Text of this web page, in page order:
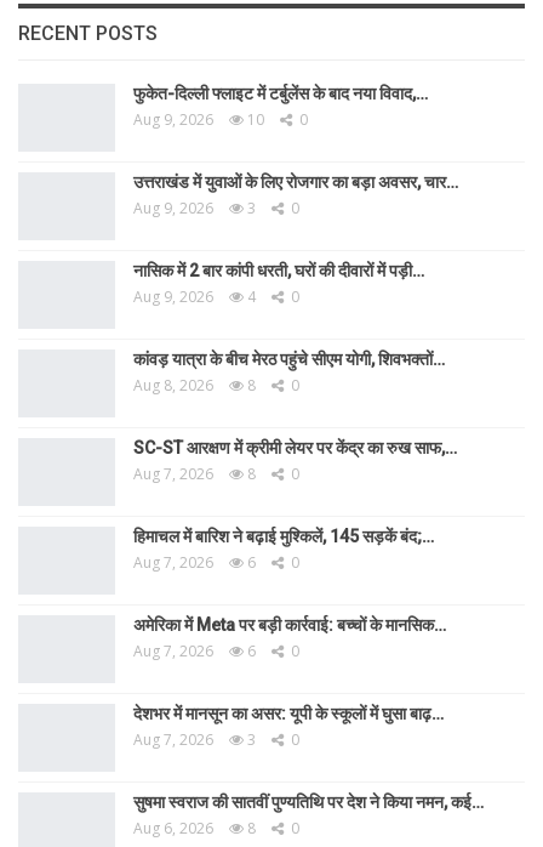
RECENT POSTS
फुकेत-दिल्ली फ्लाइट में टर्बुलेंस के बाद नया विवाद,…
Aug 9, 2026 10 0
उत्तराखंड में युवाओं के लिए रोजगार का बड़ा अवसर, चार…
Aug 9, 2026 3 0
नासिक में 2 बार कांपी धरती, घरों की दीवारों में पड़ी…
Aug 9, 2026 4 0
कांवड़ यात्रा के बीच मेरठ पहुंचे सीएम योगी, शिवभक्तों…
Aug 8, 2026 8 0
SC-ST आरक्षण में क्रीमी लेयर पर केंद्र का रुख साफ,…
Aug 7, 2026 8 0
हिमाचल में बारिश ने बढ़ाई मुश्किलें, 145 सड़कें बंद;…
Aug 7, 2026 6 0
अमेरिका में Meta पर बड़ी कार्रवाई: बच्चों के मानसिक…
Aug 7, 2026 6 0
देशभर में मानसून का असर: यूपी के स्कूलों में घुसा बाढ़…
Aug 7, 2026 3 0
सुषमा स्वराज की सातवीं पुण्यतिथि पर देश ने किया नमन, कई…
Aug 6, 2026 8 0